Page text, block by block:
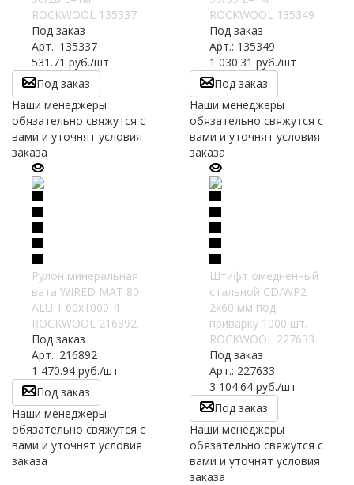
ROCKWOOL 135337
Под заказ
Арт.: 135337
531.71 руб./шт
Под заказ
Наши менеджеры
обязательно свяжутся с
вами и уточнят условия
заказа
ROCKWOOL 135349
Под заказ
Арт.: 135349
1 030.31 руб./шт
Под заказ
Наши менеджеры
обязательно свяжутся с
вами и уточнят условия
заказа
Рулон минеральная
вата WIRED MAT 80
ALU 1 60х1000-4
ROCKWOOL 216892
Под заказ
Арт.: 216892
1 470.94 руб./шт
Под заказ
Наши менеджеры
обязательно свяжутся с
вами и уточнят условия
заказа
Штифт омедненный
стальной CD/WP2
2х60 мм под
приварку 1000 шт.
ROCKWOOL 227633
Под заказ
Арт.: 227633
3 104.64руб./шт
Под заказ
Наши менеджеры
обязательно свяжутся с
вами и уточнят условия
заказа